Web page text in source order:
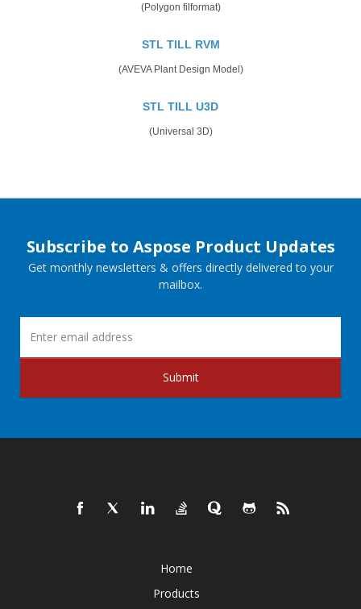
(Polygon filformat)
STL TILL RVM
(AVEVA Plant Design Model)
STL TILL U3D
(Universal 3D)
Subscribe to Aspose Product Updates
Get monthly newsletters & offers directly delivered to your
mailbox.
Submit
Home
Products